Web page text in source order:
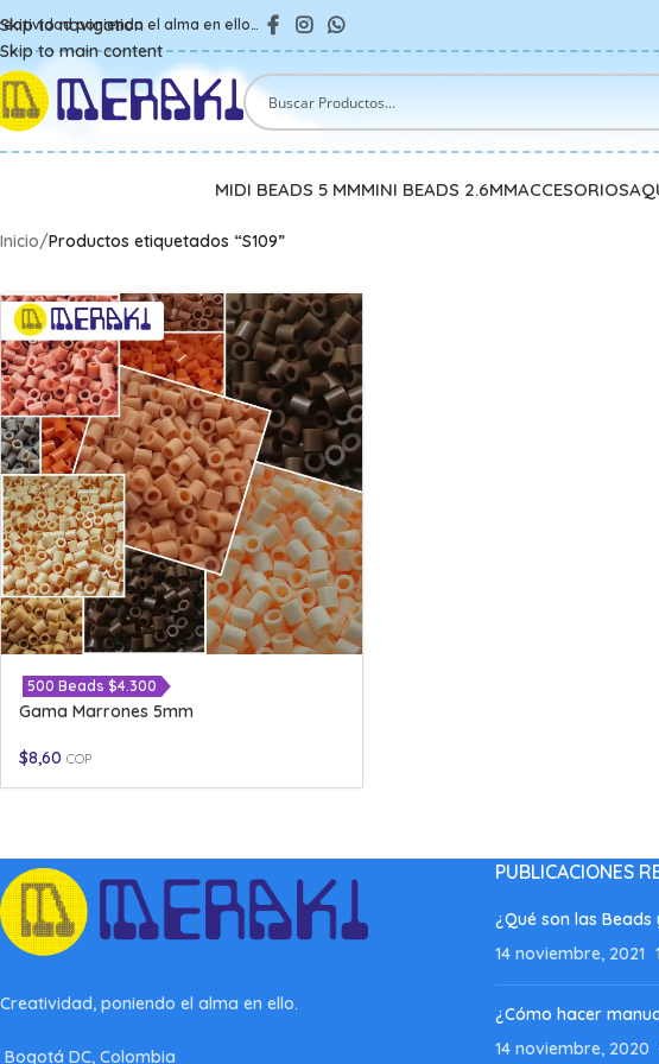
Skip to navigation
Skip to main content
poniendo el alma en ello…
MIDI BEADS 5 MMMINI BEADS 2.6MMACCESORIOS
Inicio/Productos etiquetados “S109”
500 Beads $4.300
Gama Marrones 5mm
$8,60 COP
Creatividad, poniendo el alma en ello.
Bogotá DC, Colombia
PUBLICACIONES
¿Qué son las
14 noviembre, 2021
¿Cómo hacer
14 noviembre, 2020